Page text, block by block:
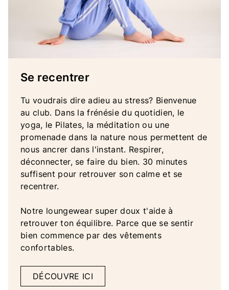
Se recentrer
Tu voudrais dire adieu au stress? Bienvenue
au club. Dans la frénésie du quotidien, le
yoga, le Pilates, la méditation ou une
promenade dans la nature nous permettent de
nous ancrer dans l'instant. Respirer,
déconnecter, se faire du bien. 30 minutes
suffisent pour retrouver son calme et se
recentrer.
Notre loungewear super doux t'aide à
retrouver ton équilibre. Parce que se sentir
bien commence par des vêtements
confortables.
DÉCOUVRE ICI